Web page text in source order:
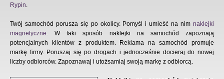
Rypin.
Twój samochód porusza się po okolicy. Pomyśl i umieść na nim naklejki
magnetyczne. W taki sposób naklejki na samochód zapoznają
potencjalnych klientów z produktem. Reklama na samochód promuje
markę firmy. Poruszaj się po drogach i jednocześnie docieraj do nowej
liczby odbiorców. Zapoznawaj i utożsamiaj swoją markę z odbiorcą.